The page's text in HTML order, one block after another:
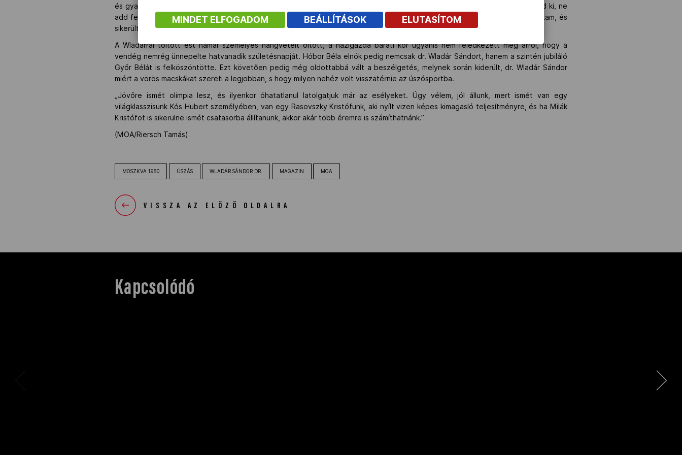
és gyakorlatilag itt el is mehetett volna az olimpia, ám ekkor meghallottam az édesanyám hangját, aki azt mondta, 'Még bírd ki, ne
add fel fiam!'. Tisztán előttem volt az arca, és hallottam a hangját is. És ez akkora erőt adott, hogy még egyszer belehúztam, és
sikerült megnyernem életem legfontosabb versenyét.”
A Wladárral töltött est hamar személyes hangvételt öltött, a házigazda baráti kör ugyanis nem feledkezett meg arról, hogy a
vendég nemrég ünnepelte hatvanadik születésnapját. Hóbor Béla elnök pedig nemcsak dr. Wladár Sándort, hanem a szintén jubiláló
Győr Bélát is felköszöntötte. Ezt követően pedig még oldottabbá vált a beszélgetés, melynek során kiderült, dr. Wladár Sándor
miért a vörös macskákat szereti a legjobban, s hogy milyen nehéz volt visszatérnie az úszósportba.
„Jövőre ismét olimpia lesz, és ilyenkor óhatatlanul latolgatjuk már az esélyeket. Úgy vélem, jól állunk, mert ismét van egy
világklasszisunk Kós Hubert személyében, van egy Rasovszky Kristófunk, aki nyílt vizen képes kimagasló teljesítményre, és ha Milák
Kristófot is sikerülne ismét csatasorba állítanunk, akkor akár több éremre is számíthatnánk.”
(MOA/Riersch Tamás)
MOSZKVA 1980 ÚSZÁS WLADÁR SÁNDOR DR. MAGAZIN MOA
VISSZA AZ ELŐZŐ OLDALRA
Kapcsolódó
MINDET ELFOGADOM BEÁLLÍTÁSOK ELUTASÍTOM